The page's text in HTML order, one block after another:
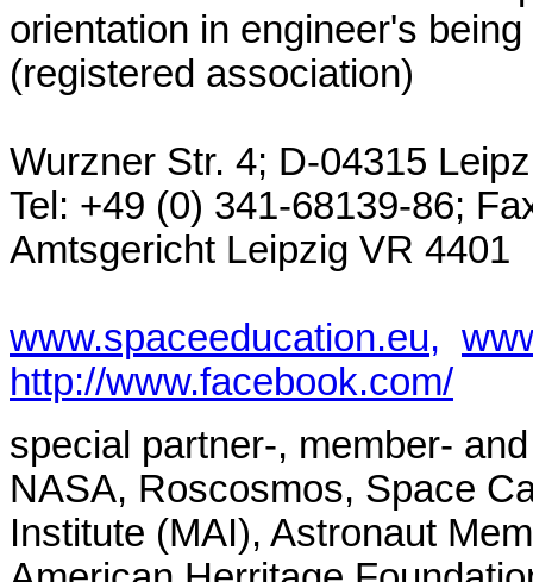
orientation in engineer's
(registered association)
Wurzner Str. 4; D-04315
Tel: +49 (0) 341-68139-86;
Amtsgericht Leipzig VR 4401
www.spaceeducation.eu,
http://www.facebook.com/
special partner-, member-
NASA, Roscosmos, Space
Institute (MAI), Astronaut